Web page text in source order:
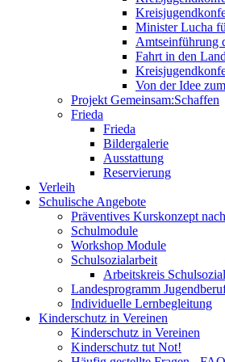
Minister Lucha
Amtseinführung
Fahrt in den
Von der Idee
Projekt Gemeinsam:Schaffen
Frieda
Frieda
Bildergalerie
Ausstattung
Reservierung
Verleih
Schulische Angebote
Präventives Kurskonzept
Schulmodule
Workshop Module
Schulsozialarbeit
Arbeitskreis
Landesprogramm
Individuelle Lernbegleitung
Kinderschutz in Vereinen
Kinderschutz in Vereinen
Kinderschutz tut Not!